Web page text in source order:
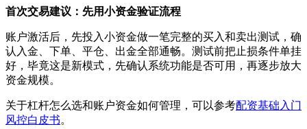
首次交易建议：先用小资金验证流程
账户激活后，先投入小资金做一笔完整的买入和卖出测试，确
认入金、下单、平仓、出金全部通畅。测试前把止损条件单挂
好，毕竟这是新模式，先确认系统功能是否可用，再逐步放大
资金规模。
关于杠杆怎么选和账户资金如何管理，可以参考配资基础入门
风控白皮书。